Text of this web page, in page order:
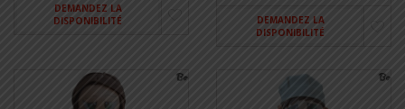
DEMANDEZ LA
DISPONIBILITÉ
DEMANDEZ LA
DISPONIBILITÉ